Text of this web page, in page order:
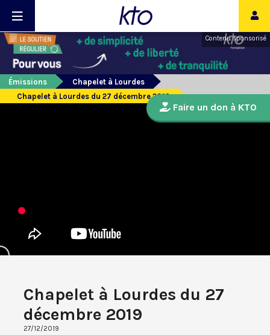
Contenu sponsorisé
Émissions
Chapelet à Lourdes
Chapelet à Lourdes du 27 décembre 2019
Chapelet à Lourdes du 27
décembre 2019
27/12/2019
Faire un don à KTO